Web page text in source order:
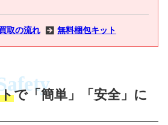
取の流れ 無料梱包キット
査定画像を送信
で「簡単」「安全」に